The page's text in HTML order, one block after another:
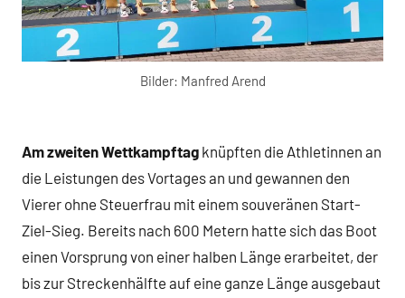
Bilder: Manfred Arend
Am zweiten Wettkampftag knüpften die Athletinnen an
die Leistungen des Vortages an und gewannen den
Vierer ohne Steuerfrau mit einem souveränen Start-
Ziel-Sieg. Bereits nach 600 Metern hatte sich das Boot
einen Vorsprung von einer halben Länge erarbeitet, der
bis zur Streckenhälfte auf eine ganze Länge ausgebaut